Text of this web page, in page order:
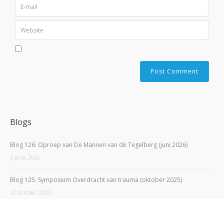
Blogs
Blog 126: Oproep van De Mannen van de Tegelberg (juni 2026)
3 June, 2026
Blog 125: Symposium Overdracht van trauma (oktober 2025)
22 October, 2025